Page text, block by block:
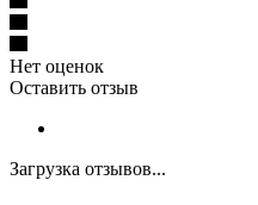
Нет оценок
Оставить отзыв
Загрузка отзывов...